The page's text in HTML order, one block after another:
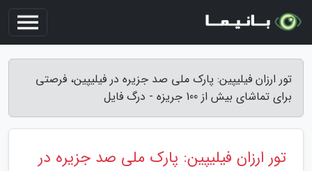
تور ارزان فیلیپین: پارک ملی صد جزیره در فیلیپین، فرصتی
برای تماشای بیش از 100 جریزه - درگ فایل
تور ارزان فیلیپین: پارک ملی صد جزیره در